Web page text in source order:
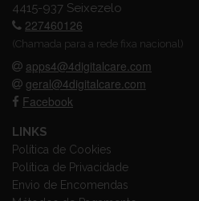
4415-937 Seixezelo
227460126
(Chamada para a rede fixa nacional)
apps4@4digitalcare.com
geral@4digitalcare.com
Facebook
LINKS
Política de Cookies
Política de Privacidade
Envio de Encomendas